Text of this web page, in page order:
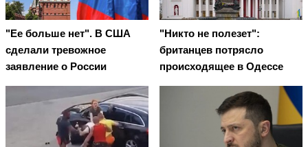
"Ее больше нет". В США
сделали тревожное
заявление о России
"Никто не полезет":
британцев потрясло
происходящее в Одессе